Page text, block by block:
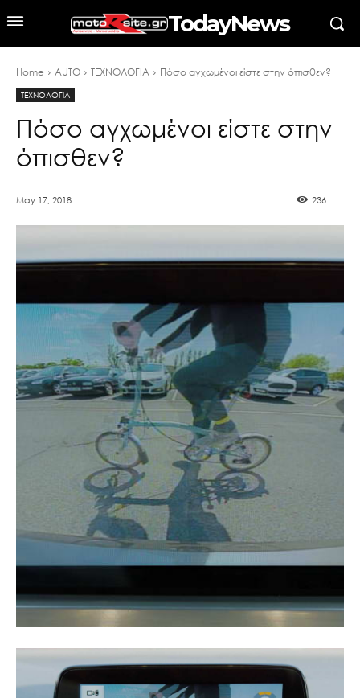
TodayNews
Home AUTO ΤΕΧΝΟΛΟΓΙΑ Πόσο αγχωμένοι είστε στην όπισθεν?
ΤΕΧΝΟΛΟΓΙΑ
Πόσο αγχωμένοι είστε στην
όπισθεν?
May 17, 2018 236